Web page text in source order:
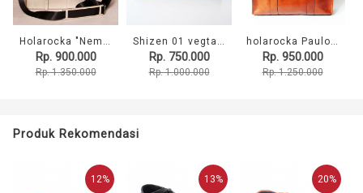
Holarocka "Nemean 01" Full Grain Vegtan Leather Briefcase
Rp. 900.000
Rp. 1.350.000
Shizen 01 vegtan sneakers Holarocka
Rp. 750.000
Rp. 1.000.000
holarocka Paulo 02 leather briefcase
Rp. 950.000
Rp. 1.250.000
Produk Rekomendasi
12% 13% 20%